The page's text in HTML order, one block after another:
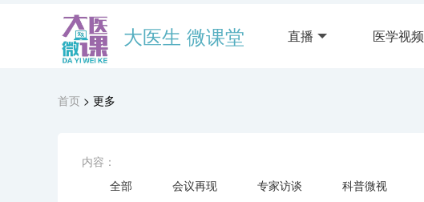
大医生 微课堂 直播 医学视频
首页 > 更多
内容：
全部
会议再现 专家访谈 科普微视